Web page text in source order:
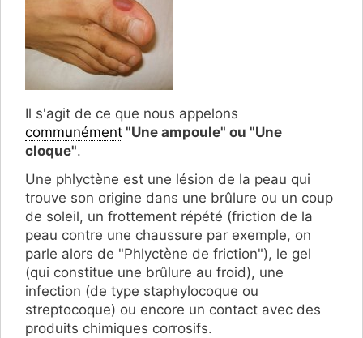
Il s'agit de ce que nous appelons
communément "Une ampoule" ou "Une
cloque".
Une phlyctène est une lésion de la peau qui
trouve son origine dans une brûlure ou un coup
de soleil, un frottement répété (friction de la
peau contre une chaussure par exemple, on
parle alors de "Phlyctène de friction"), le gel
(qui constitue une brûlure au froid), une
infection (de type staphylocoque ou
streptocoque) ou encore un contact avec des
produits chimiques corrosifs.